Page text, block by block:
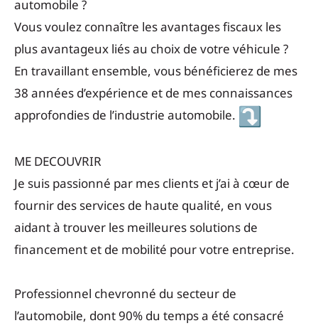
automobile ?
Vous voulez connaître les avantages fiscaux les
plus avantageux liés au choix de votre véhicule ?
En travaillant ensemble, vous bénéficierez de mes
38 années d’expérience et de mes connaissances
approfondies de l’industrie automobile.
ME DECOUVRIR
Je suis passionné par mes clients et j’ai à cœur de
fournir des services de haute qualité, en vous
aidant à trouver les meilleures solutions de
financement et de mobilité pour votre entreprise.
Professionnel chevronné du secteur de
l’automobile, dont 90% du temps a été consacré